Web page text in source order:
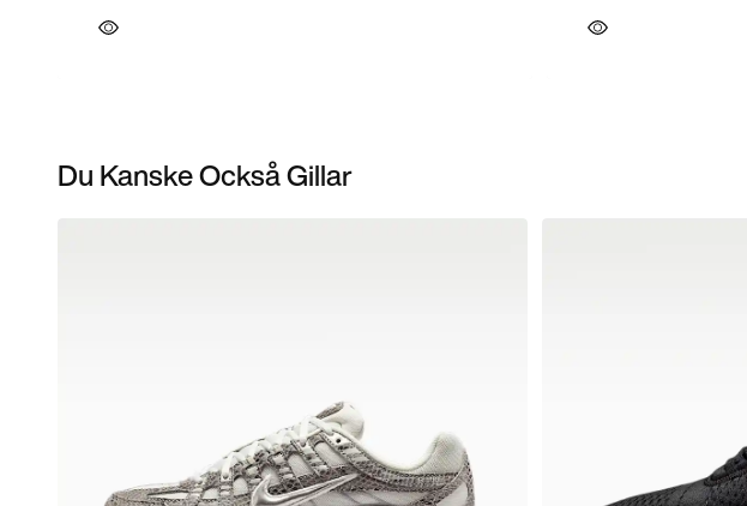
Du Kanske Också Gillar